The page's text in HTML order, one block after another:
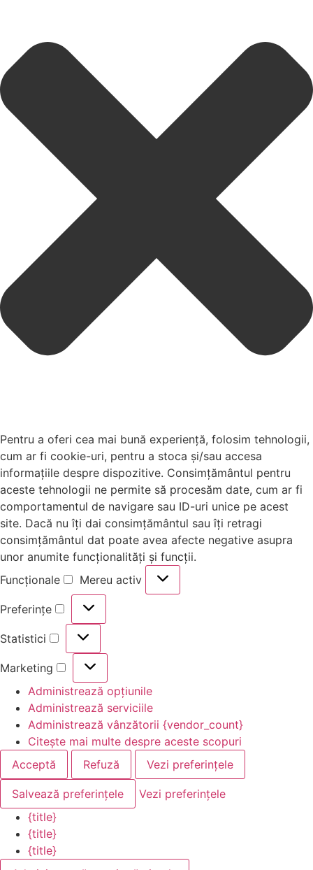
Pentru a oferi cea mai bună experiență, folosim tehnologii,
cum ar fi cookie-uri, pentru a stoca și/sau accesa
informațiile despre dispozitive. Consimțământul pentru
aceste tehnologii ne permite să procesăm date, cum ar fi
comportamentul de navigare sau ID-uri unice pe acest
site. Dacă nu îți dai consimțământul sau îți retragi
consimțământul dat poate avea afecte negative asupra
unor anumite funcționalități și funcții.
Funcționale
Mereu activ
Preferințe
Statistici
Marketing
Administrează opțiunile
Administrează serviciile
Administrează vânzătorii {vendor_count}
Citește mai multe despre aceste scopuri
Acceptă
Refuză Vezi preferințele
Salvează preferințele
Vezi preferințele
{title}
{title}
{title}